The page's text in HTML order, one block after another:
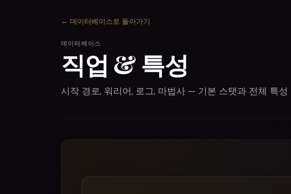
← 데이터베이스로 돌아가기
데이터베이스
직업 & 특성
시작 경로, 워리어, 로그, 마법사 — 기본 스탯과 전체 특성